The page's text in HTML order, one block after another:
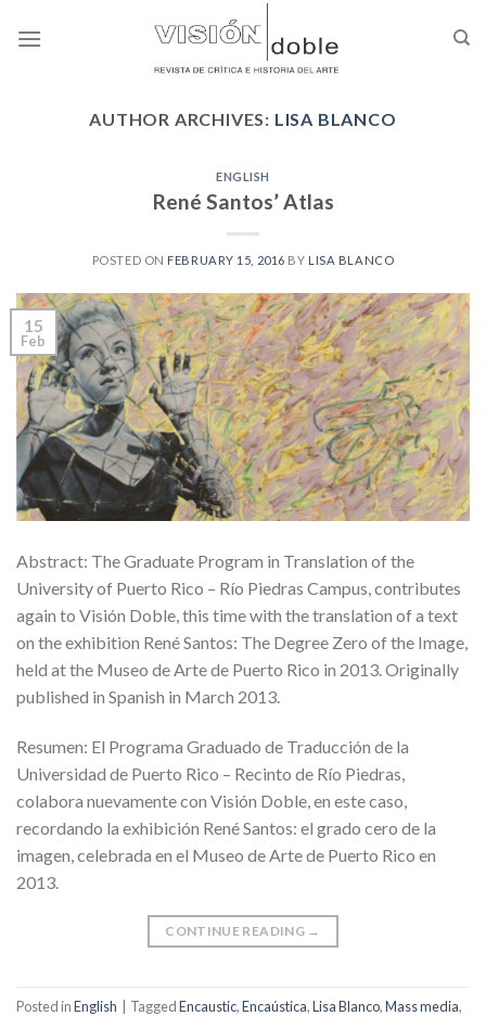
AUTHOR ARCHIVES: LISA BLANCO
ENGLISH
René Santos’ Atlas
POSTED ON FEBRUARY 15, 2016 BY LISA BLANCO
15
Feb
Abstract: The Graduate Program in Translation of the
University of Puerto Rico – Río Piedras Campus, contributes
again to Visión Doble, this time with the translation of a text
on the exhibition René Santos: The Degree Zero of the Image,
held at the Museo de Arte de Puerto Rico in 2013. Originally
published in Spanish in March 2013.
Resumen: El Programa Graduado de Traducción de la
Universidad de Puerto Rico – Recinto de Río Piedras,
colabora nuevamente con Visión Doble, en este caso,
recordando la exhibición René Santos: el grado cero de la
imagen, celebrada en el Museo de Arte de Puerto Rico en
2013.
CONTINUE READING →
Posted inEnglish | TaggedEncaustic,Encaústica,Lisa Blanco,Mass media,